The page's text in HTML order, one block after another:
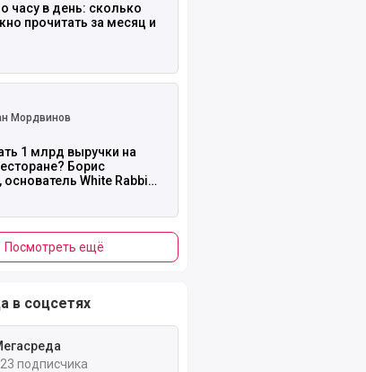
часу в день: сколько
прочитать за месяц и
Мордвинов
1 млрд выручки на
Борис
основатель White Rabbit
Посмотреть ещё
в соцсетях
подписчика